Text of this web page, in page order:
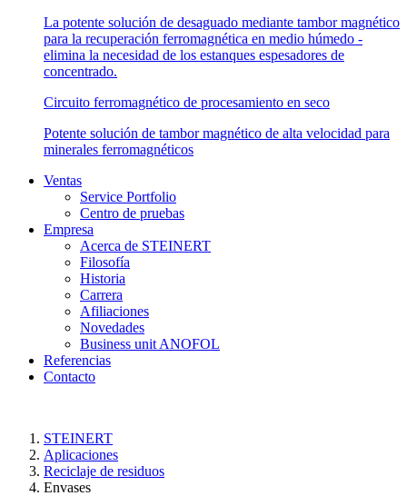
La potente solución de desaguado mediante tambor magnético
para la recuperación ferromagnética en medio húmedo -
elimina la necesidad de los estanques espesadores de
concentrado.
Circuito ferromagnético de procesamiento en seco
Potente solución de tambor magnético de alta velocidad para
minerales ferromagnéticos
Ventas
Service Portfolio
Centro de pruebas
Empresa
Acerca de STEINERT
Filosofía
Historia
Carrera
Afiliaciones
Novedades
Business unit ANOFOL
Referencias
Contacto
STEINERT
Aplicaciones
Reciclaje de residuos
Envases